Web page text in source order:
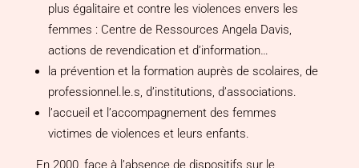
plus égalitaire et contre les violences envers les
femmes : Centre de Ressources Angela Davis,
actions de revendication et d’information…
la prévention et la formation auprès de scolaires, de
professionnel.le.s, d’institutions, d’associations.
l’accueil et l’accompagnement des femmes
victimes de violences et leurs enfants.
En 2000, face à l’absence de dispositifs sur le